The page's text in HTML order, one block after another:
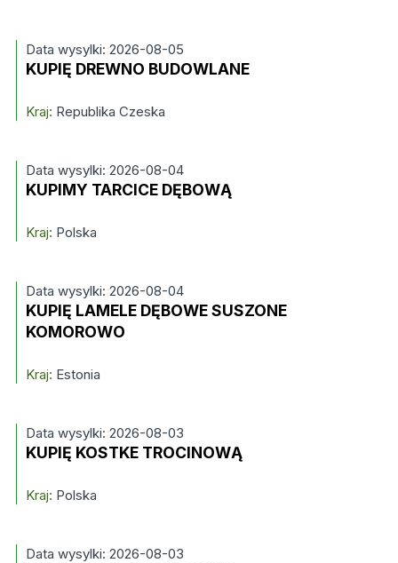
Data wysylki: 2026-08-05
KUPIĘ DREWNO BUDOWLANE
Kraj: Republika Czeska
Data wysylki: 2026-08-04
KUPIMY TARCICE DĘBOWĄ
Kraj: Polska
Data wysylki: 2026-08-04
KUPIĘ LAMELE DĘBOWE SUSZONE
KOMOROWO
Kraj: Estonia
Data wysylki: 2026-08-03
KUPIĘ KOSTKE TROCINOWĄ
Kraj: Polska
Data wysylki: 2026-08-03